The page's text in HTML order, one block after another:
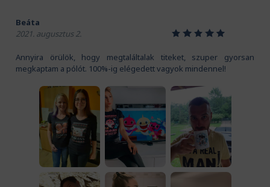
Beáta
2021. augusztus 2.
12345
Annyira örülök, hogy megtaláltalak titeket, szuper gyorsan
megkaptam a pólót. 100%-ig elégedett vagyok mindennel!